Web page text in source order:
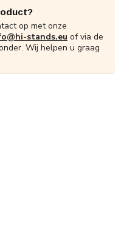
op met onze
stands.eu of via de
Wij helpen u graag